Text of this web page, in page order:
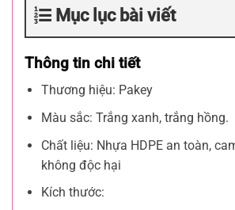
Mục lục bài viết
Thông tin chi tiết
Thương hiệu: Pakey
Màu sắc: Trắng xanh, trắng hồng.
Chất liệu: Nhựa HDPE an toàn,
không độc hại
Kích thước: